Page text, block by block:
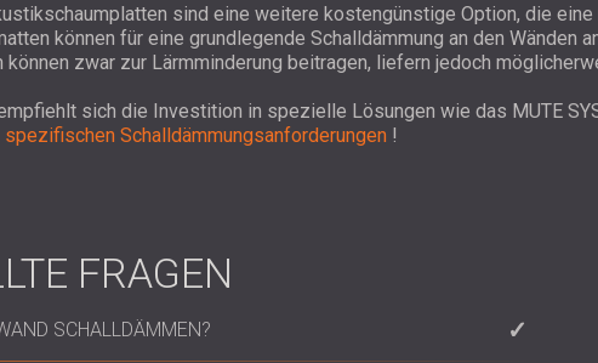
sind eine weitere kostengünstige Option, die
können für eine grundlegende Schalldämmung an den Wänden
zwar zur Lärmminderung beitragen, liefern jedoch
sich die Investition in spezielle Lösungen wie das MUTE
spezifischen Schalldämmungsanforderungen !
FRAGEN
SCHALLDÄMMEN?